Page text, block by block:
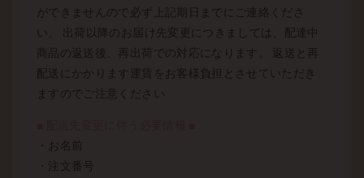
ができませんので必ず上記期日までにご連絡くださ
い。 出荷以降のお届け先変更につきましては、配達中
商品の返送後、再出荷での対応になります。 返送と再
配送にかかります運賃をお客様負担とさせていただき
ますのでご注意ください
・お名前
・注文番号